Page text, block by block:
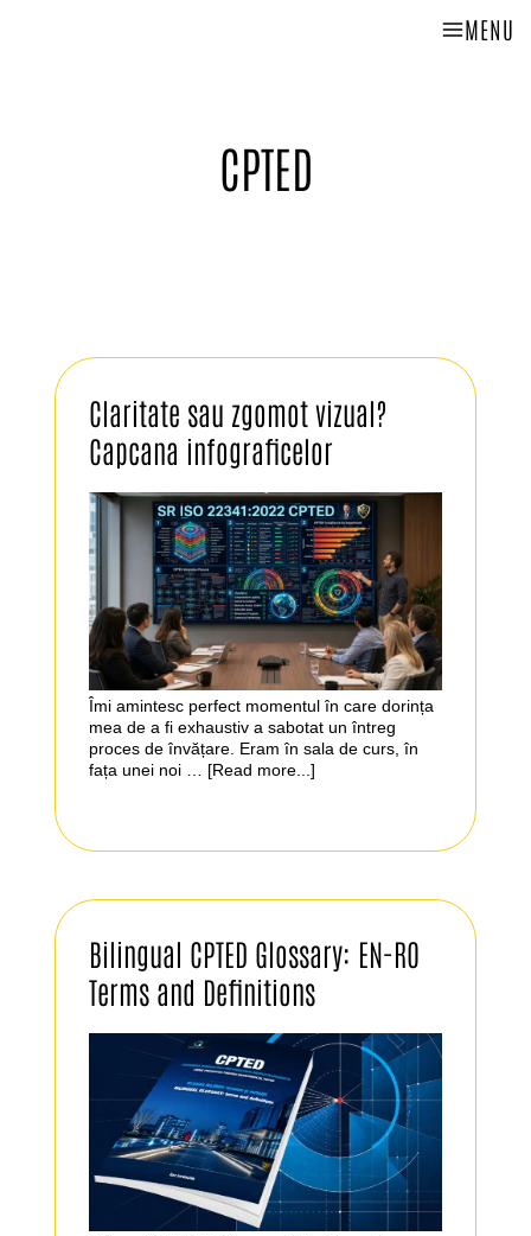
MENU
CPTED
Claritate sau zgomot vizual?
Capcana infograficelor
Îmi amintesc perfect momentul în care dorința
mea de a fi exhaustiv a sabotat un întreg
proces de învățare. Eram în sala de curs, în
fața unei noi … [Read more...]
Bilingual CPTED Glossary: EN-RO
Terms and Definitions